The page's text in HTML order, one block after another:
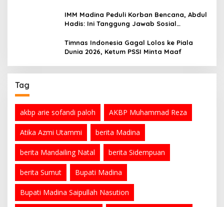
IMM Madina Peduli Korban Bencana, Abdul
Hadis: Ini Tanggung Jawab Sosial
Timnas Indonesia Gagal Lolos ke Piala
Dunia 2026, Ketum PSSI Minta Maaf
Tag
akbp arie sofandi paloh AKBP Muhammad Reza
Atika Azmi Utammi berita Madina
berita Mandailing Natal berita Sidempuan
berita Sumut Bupati Madina
Bupati Madina Saipullah Nasution